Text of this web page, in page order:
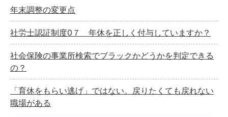
年末調整の変更点
社労士認証制度0７ 年休を正しく付与していますか？
社会保険の事業所検索でブラックかどうかを判定できる
の？
「育休をもらい逃げ」ではない。戻りたくても戻れない
職場がある